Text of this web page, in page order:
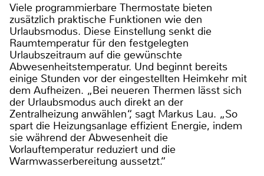
Viele programmierbare Thermostate bieten
zusätzlich praktische Funktionen wie den
Urlaubsmodus. Diese Einstellung senkt die
Raumtemperatur für den festgelegten
Urlaubszeitraum auf die gewünschte
Abwesenheitstemperatur. Und beginnt bereits
einige Stunden vor der eingestellten Heimkehr mit
dem Aufheizen. „Bei neueren Thermen lässt sich
der Urlaubsmodus auch direkt an der
Zentralheizung anwählen“, sagt Markus Lau. „So
spart die Heizungsanlage effizient Energie, indem
sie während der Abwesenheit die
Vorlauftemperatur reduziert und die
Warmwasserbereitung aussetzt.“